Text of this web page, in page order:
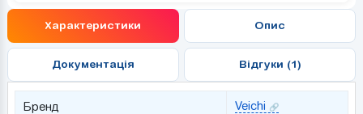
Характеристики Опис
Документація Відгуки (1)
Бренд Veichi